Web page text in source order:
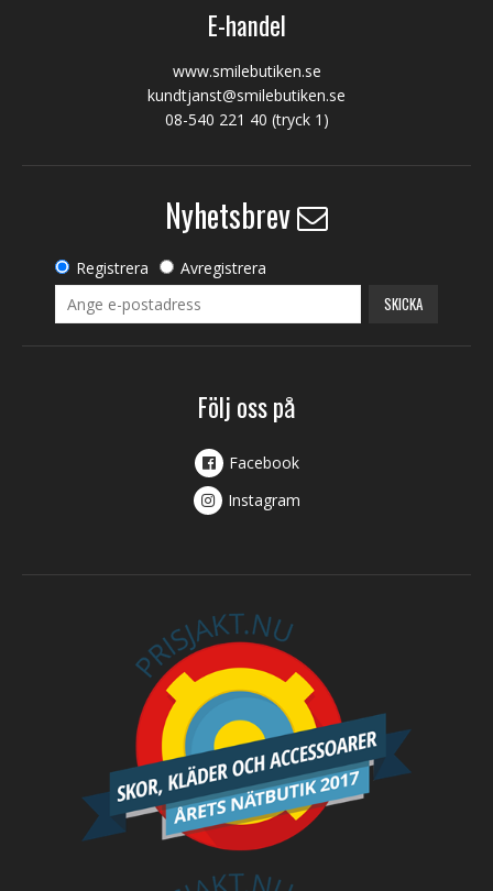
E-handel
www.smilebutiken.se
kundtjanst@smilebutiken.se
08-540 221 40 (tryck 1)
Nyhetsbrev
Registrera Avregistrera
SKICKA
Följ oss på
Facebook
Instagram